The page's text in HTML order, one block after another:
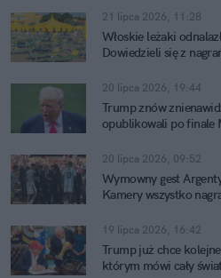
21 lipca 2026, 11:28
Włoskie leżaki
Dowiedzieli się z
20 lipca 2026, 19:44
Trump znów
opublikowali po finale
20 lipca 2026, 09:52
Wymowny gest
Kamery wszystko
19 lipca 2026, 16:42
Trump już chce
którym mówi cały